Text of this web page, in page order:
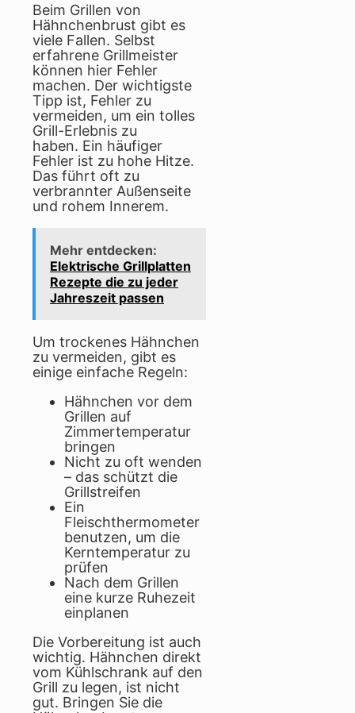
Beim Grillen von
Hähnchenbrust gibt es
viele Fallen. Selbst
erfahrene Grillmeister
können hier Fehler
machen. Der wichtigste
Tipp ist, Fehler zu
vermeiden, um ein tolles
Grill-Erlebnis zu
haben. Ein häufiger
Fehler ist zu hohe Hitze.
Das führt oft zu
verbrannter Außenseite
und rohem Innerem.
Mehr entdecken:
Elektrische Grillplatten
Rezepte die zu jeder
Jahreszeit passen
Um trockenes Hähnchen
zu vermeiden, gibt es
einige einfache Regeln:
Hähnchen vor dem
Grillen auf
Zimmertemperatur
bringen
Nicht zu oft wenden
– das schützt die
Grillstreifen
Ein
Fleischthermometer
benutzen, um die
Kerntemperatur zu
prüfen
Nach dem Grillen
eine kurze Ruhezeit
einplanen
Die Vorbereitung ist auch
wichtig. Hähnchen direkt
vom Kühlschrank auf den
Grill zu legen, ist nicht
gut. Bringen Sie die